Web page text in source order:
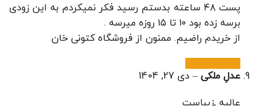
پست ۴۸ ساعته بدستم رسید فکر نمیکردم به این زودی
برسه زده بود ۱۰ تا ۱۵ روزه میرسه .
از خریدم راضیم. ممنون از فروشگاه کتونی خان
عدلِ ملکی – دی 27, 1404
عالیه ,زیباست